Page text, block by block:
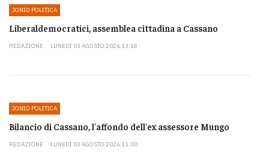
JONIO POLITICA
Liberaldemocratici, assemblea cittadina a Cassano
REDAZIONE LUNEDÌ 03 AGOSTO 2026 13:18
JONIO POLITICA
Bilancio di Cassano, l'affondo dell'ex assessore Mungo
REDAZIONE LUNEDÌ 03 AGOSTO 2026 11:00